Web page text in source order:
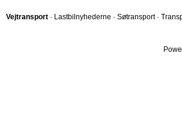
Vejtransport · Lastbilnyhederne · Søtransport ·